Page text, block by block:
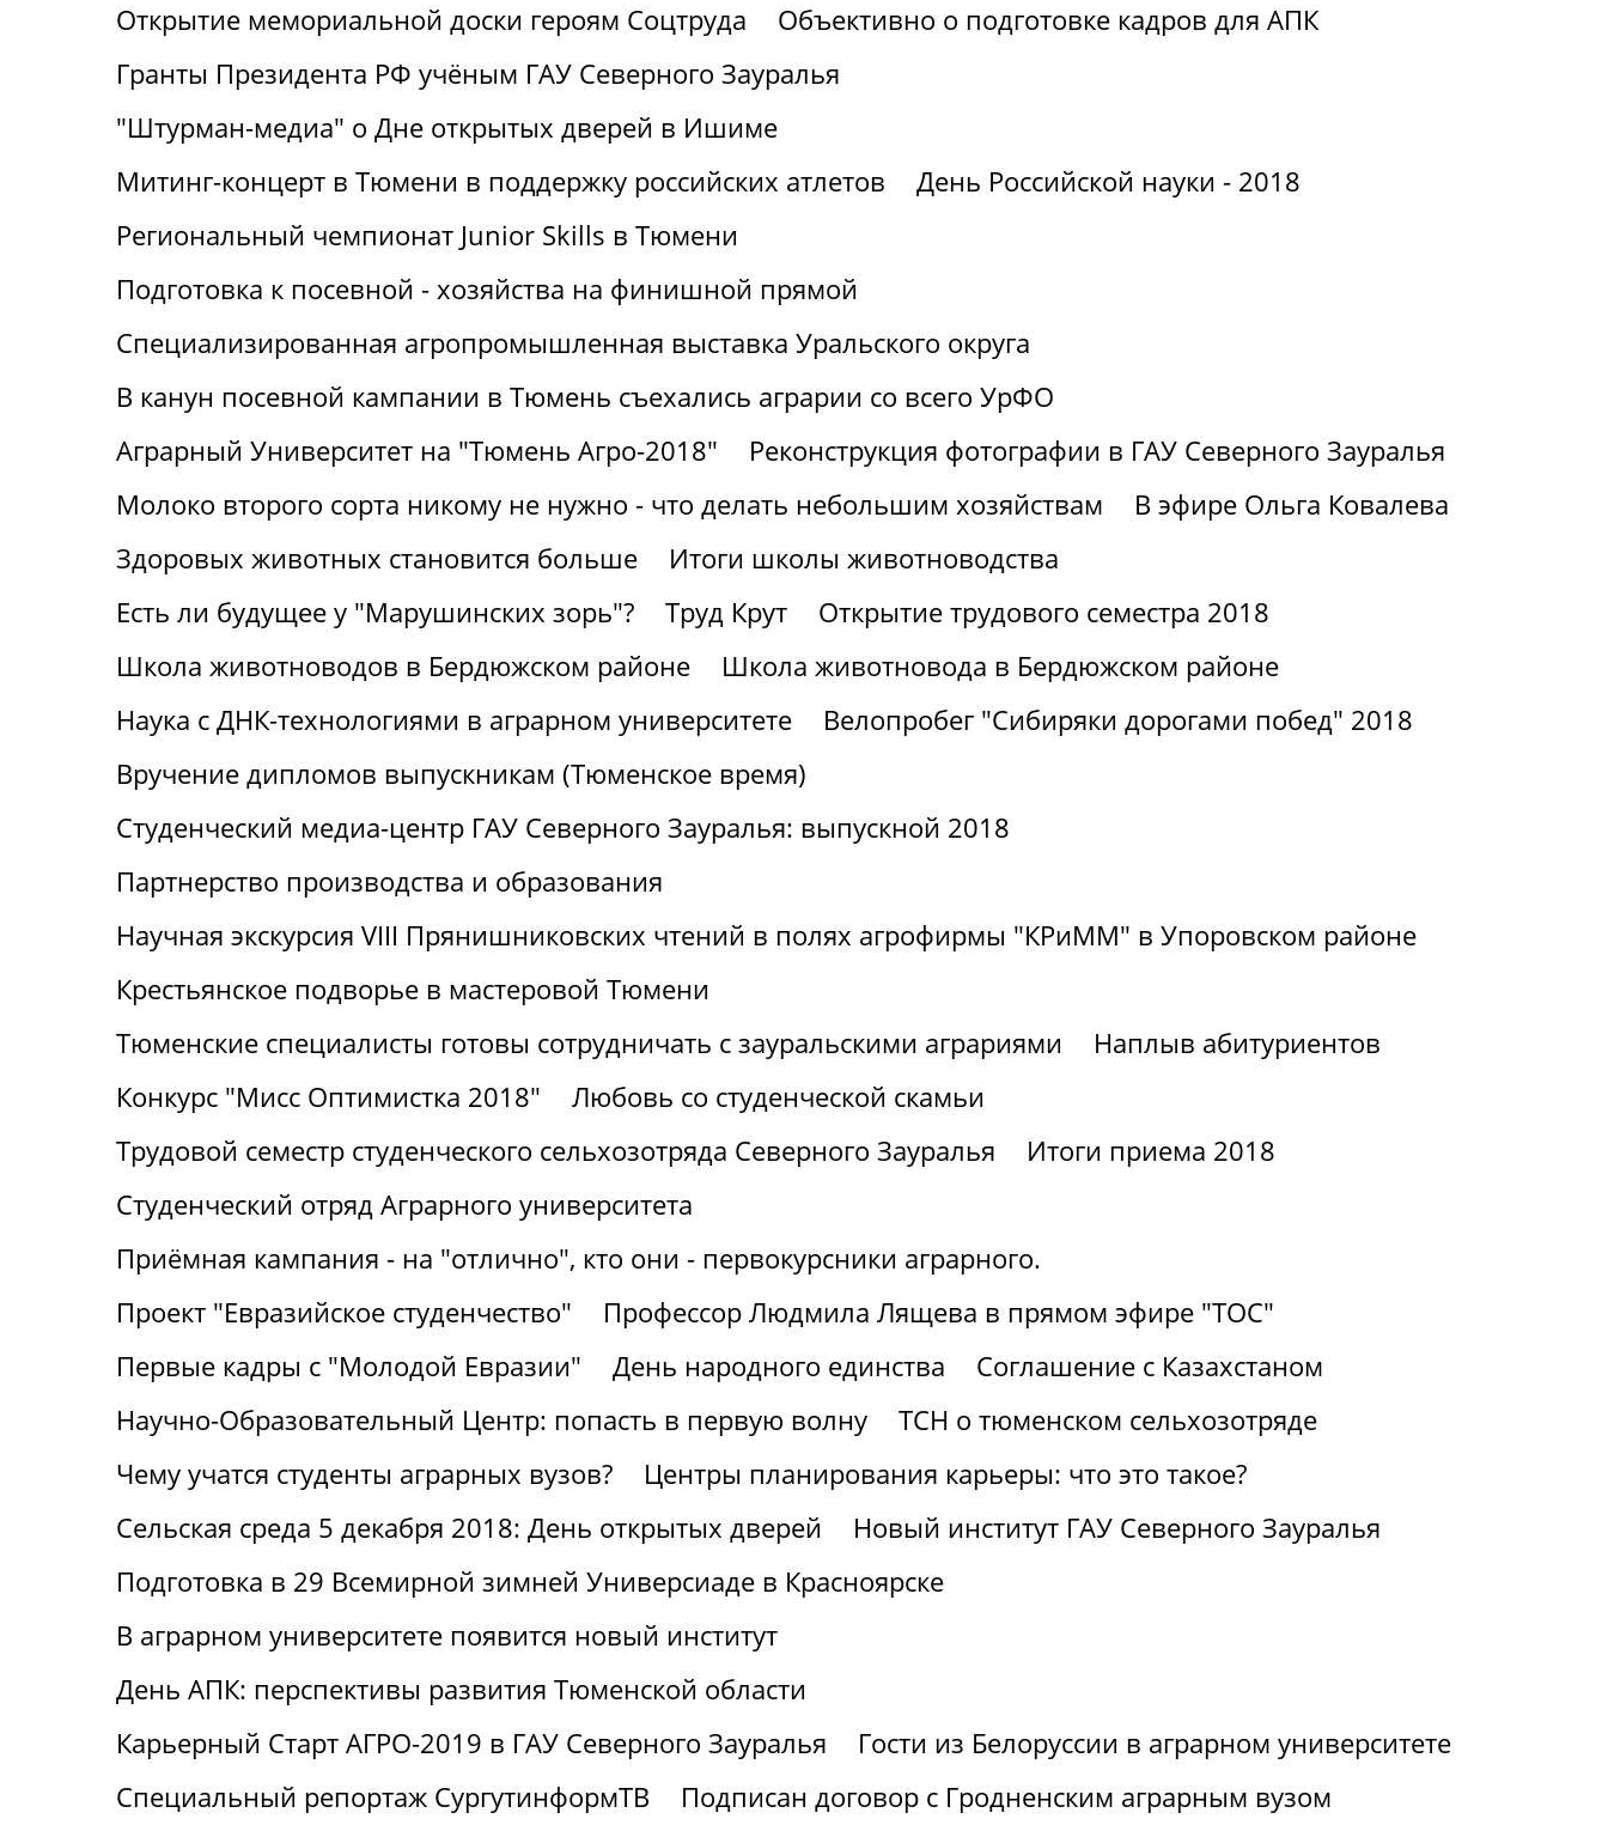
Открытие мемориальной доски героям Соцтруда
Объективно о подготовке кадров для АПК
Гранты Президента РФ учёным ГАУ Северного Зауралья
"Штурман-медиа" о Дне открытых дверей в Ишиме
Митинг-концерт в Тюмени в поддержку российских атлетов
День Российской науки - 2018
Региональный чемпионат Junior Skills в Тюмени
Подготовка к посевной - хозяйства на финишной прямой
Специализированная агропромышленная выставка Уральского округа
В канун посевной кампании в Тюмень съехались аграрии со всего УрФО
Аграрный Университет на "Тюмень Агро-2018"
Реконструкция фотографии в ГАУ Северного Зауралья
Молоко второго сорта никому не нужно - что делать небольшим хозяйствам
В эфире Ольга Ковалева
Здоровых животных становится больше
Итоги школы животноводства
Есть ли будущее у "Марушинских зорь"?
Труд Крут
Открытие трудового семестра 2018
Школа животноводов в Бердюжском районе
Школа животновода в Бердюжском районе
Наука с ДНК-технологиями в аграрном университете
Велопробег "Сибиряки дорогами побед" 2018
Вручение дипломов выпускникам (Тюменское время)
Студенческий медиа-центр ГАУ Северного Зауралья: выпускной 2018
Партнерство производства и образования
Научная экскурсия VIII Прянишниковских чтений в полях агрофирмы "КРиММ" в Упоровском районе
Крестьянское подворье в мастеровой Тюмени
Тюменские специалисты готовы сотрудничать с зауральскими аграриями
Наплыв абитуриентов
Конкурс "Мисс Оптимистка 2018"
Любовь со студенческой скамьи
Трудовой семестр студенческого сельхозотряда Северного Зауралья
Итоги приема 2018
Студенческий отряд Аграрного университета
Приёмная кампания - на "отлично", кто они - первокурсники аграрного.
Проект "Евразийское студенчество"
Профессор Людмила Лящева в прямом эфире "ТОС"
Первые кадры с "Молодой Евразии"
День народного единства
Соглашение с Казахстаном
Научно-Образовательный Центр: попасть в первую волну
ТСН о тюменском сельхозотряде
Чему учатся студенты аграрных вузов?
Центры планирования карьеры: что это такое?
Сельская среда 5 декабря 2018: День открытых дверей
Новый институт ГАУ Северного Зауралья
Подготовка в 29 Всемирной зимней Универсиаде в Красноярске
В аграрном университете появится новый институт
День АПК: перспективы развития Тюменской области
Карьерный Старт АГРО-2019 в ГАУ Северного Зауралья
Гости из Белоруссии в аграрном университете
Специальный репортаж СургутинформТВ
Подписан договор с Гродненским аграрным вузом